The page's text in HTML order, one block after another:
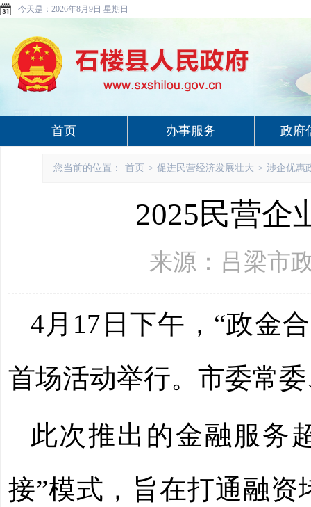
今天是： 2026年8月9日 星期日
首页 办事服务 政府
您当前的位置： 首页 > 促进民营经济发展壮大 > 涉企优惠
2025民营企
来源：吕梁市
4月17日下午，“政金
首场活动举行。市委常
此次推出的金融服务
接”模式，旨在打通融